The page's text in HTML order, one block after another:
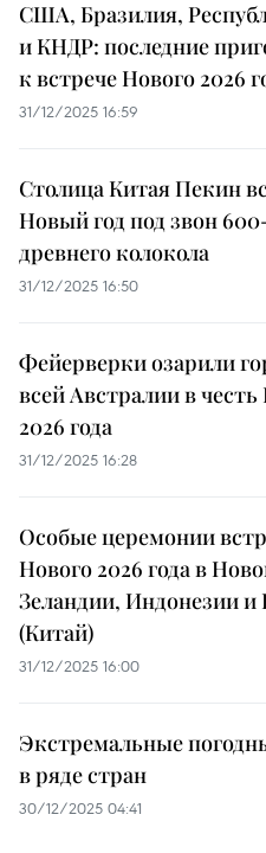
США, Бразилия,
и КНДР: последние
к встрече Нового 2026
31/12/2025 16:59
Столица Китая Пекин
Новый год под звон
древнего колокола
31/12/2025 16:50
Фейерверки озарили
всей Австралии в честь
2026 года
31/12/2025 16:28
Особые церемонии
Нового 2026 года в
Зеландии, Индонезии и
(Китай)
31/12/2025 16:00
Экстремальные
в ряде стран
30/12/2025 04:41